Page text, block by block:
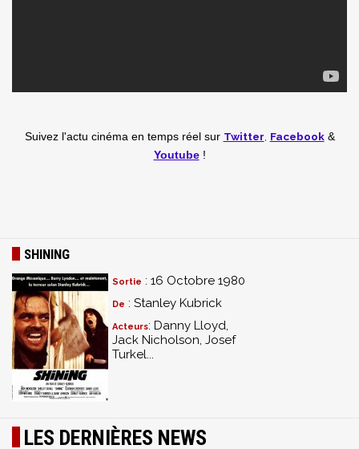
Suivez l'actu cinéma en temps réel sur Twitter Facebook&
Youtube!
SHINING
Sortie : 16 Octobre 1980
De : Stanley Kubrick
Acteurs: Danny Lloyd,
Jack Nicholson, Josef
Turkel...
LES DERNIÈRES NEWS